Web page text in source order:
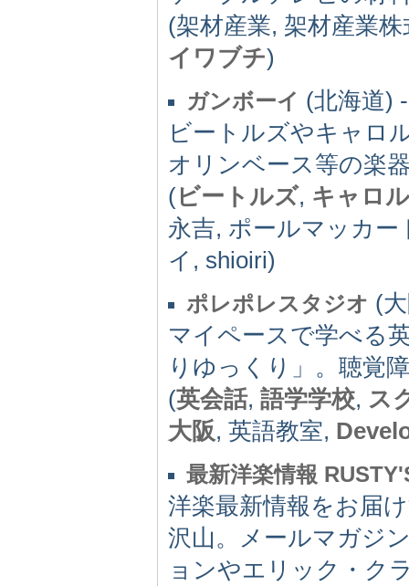
(架材産業, 架材産業
イワブチ)
ガンボーイ (北海道)
ビートルズやキャロ
オリンベース等の楽
(ビートルズ, キャロル
永吉, ポールマッカ
イ, shioiri)
ポレポレスタジオ (
マイペースで学べる
りゆっくり」。聴覚
(英会話, 語学学校, ス
大阪, 英語教室,
最新洋楽情報
洋楽最新情報をお届
沢山。メールマガジ
ョンやエリック・ク